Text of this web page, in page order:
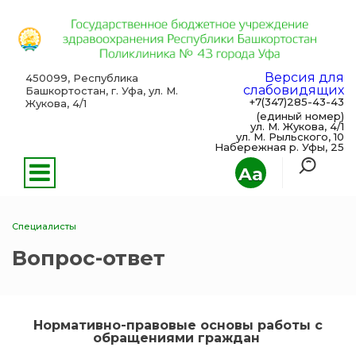
Aa
450099, Республика
Башкортостан, г. Уфа, ул. М.
Жукова, 4/1
Версия для
слабовидящих
+7(347)285-43-43
(единый номер)
ул. М. Жукова, 4/1
ул. М. Рыльского, 10
Набережная р. Уфы, 25
Специалисты
Вопрос-ответ
Нормативно-правовые основы работы с
обращениями граждан